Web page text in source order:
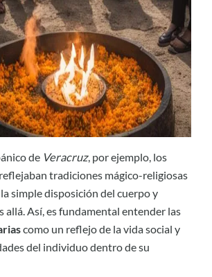
de Veracruz, por ejemplo, los
tradiciones mágico-religiosas
simple disposición del cuerpo y
allá. Así, es fundamental entender las
como un reflejo de la vida social y
del individuo dentro de su